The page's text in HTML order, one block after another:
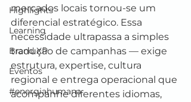
Highlights
Learning
Brand XP
Eventos
#energiahumana
mercados locais tornou‑se um
diferencial estratégico. Essa
necessidade ultrapassa a simples
tradução de campanhas — exige
estrutura, expertise, cultura
regional e entrega operacional que
acompanhe diferentes idiomas,